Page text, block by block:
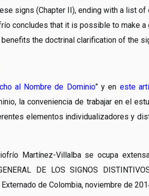
signs (Chapter II), ending with a list of
concludes that it is possible to make
the doctrinal clarification of the
al Nombre de Dominio” y en este
la conveniencia de trabajar en el
elementos individualizadores y
Martínez-Villalba se ocupa
DE LOS SIGNOS
de Colombia, noviembre de